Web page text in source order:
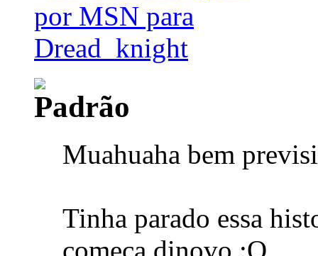
Muahuaha bem
Tinha parado essa